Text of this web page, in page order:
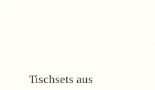
Tischsets aus